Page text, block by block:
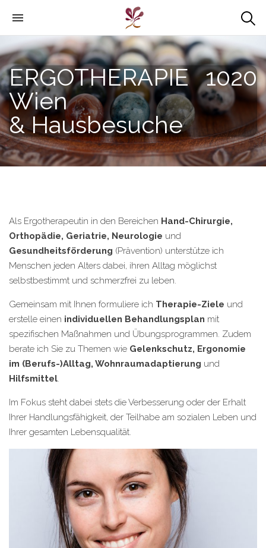
ERGOTHERAPIE 1020
Wien
& Hausbesuche
Als Ergotherapeutin in den Bereichen Hand-Chirurgie,
Orthopädie, Geriatrie, Neurologie und
Gesundheitsförderung (Prävention) unterstütze ich
Menschen jeden Alters dabei, ihren Alltag möglichst
selbstbestimmt und schmerzfrei zu leben.
Gemeinsam mit Ihnen formuliere ich Therapie-Ziele und
erstelle einen individuellen Behandlungsplan mit
spezifischen Maßnahmen und Übungsprogrammen. Zudem
berate ich Sie zu Themen wie Gelenkschutz, Ergonomie
im (Berufs-)Alltag, Wohnraumadaptierung und
Hilfsmittel.
Im Fokus steht dabei stets die Verbesserung oder der Erhalt
Ihrer Handlungsfähigkeit, der Teilhabe am sozialen Leben und
Ihrer gesamten Lebensqualität.